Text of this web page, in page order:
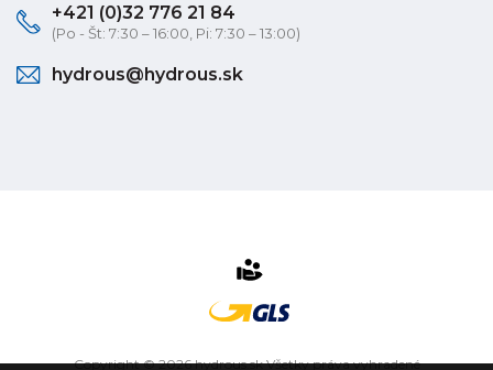
+421 (0)32 776 21 84
(Po - Št: 7:30 – 16:00, Pi: 7:30 – 13:00)
hydrous@hydrous.sk
Copyright © 2026 hydrous.sk Všetky práva vyhradené